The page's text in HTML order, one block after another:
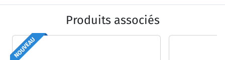
Produits associés
NOUVEAU